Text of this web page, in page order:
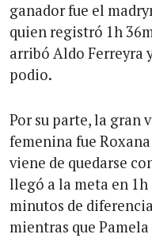
ganador fue el
quien registró 1h
arribó Aldo Ferreyra
podio.
Por su parte, la gran
femenina fue
viene de quedarse
llegó a la meta en 1h
minutos de
mientras que